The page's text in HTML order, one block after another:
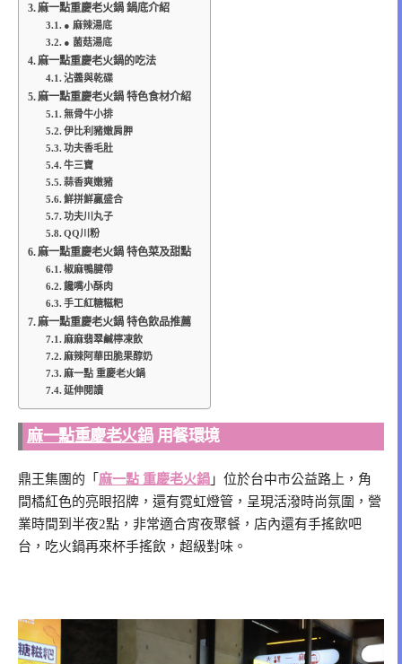
麻一點重慶老火鍋 鍋底介紹
● 麻辣湯底
● 菌菇湯底
麻一點重慶老火鍋的吃法
沾醬與乾碟
麻一點重慶老火鍋 特色食材介紹
無骨牛小排
伊比利豬嫩肩胛
功夫香毛肚
牛三寶
蒜香爽嫩豬
鮮拼鮮贏盛合
功夫川丸子
QQ川粉
麻一點重慶老火鍋 特色菜及甜點
椒麻鴨腱帶
饞嘴小酥肉
手工紅糖糍粑
麻一點重慶老火鍋 特色飲品推薦
麻麻翡翠鹹檸凍飲
麻辣阿華田脆果醇奶
麻一點 重慶老火鍋
延伸閱讀
麻一點重慶老火鍋用餐環境
鼎王集團的「 麻一點 重慶老火鍋 」位於台中市公益路上，角
間橘紅色的亮眼招牌，還有霓虹燈管，呈現活潑時尚氛圍，營
業時間到半夜2點，非常適合宵夜聚餐，店內還有手搖飲吧
台，吃火鍋再來杯手搖飲，超級對味。